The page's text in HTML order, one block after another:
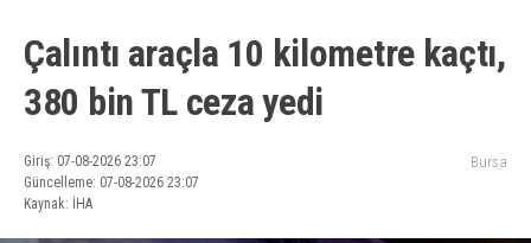
Çalıntı araçla 10 kilometre kaçtı,
380 bin TL ceza yedi
Giriş: 07-08-2026 23:07
Güncelleme: 07-08-2026 23:07
Kaynak: İHA
Bursa